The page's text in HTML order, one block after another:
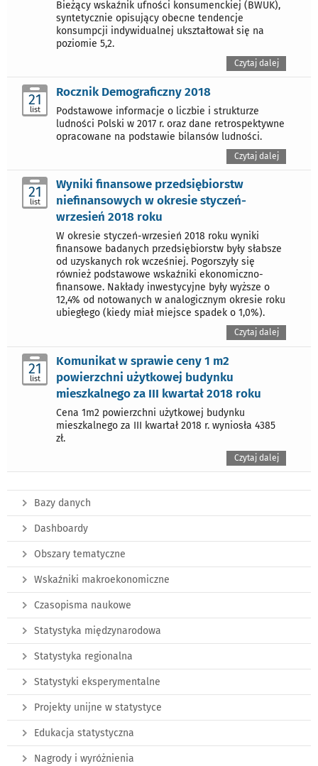
Bieżący wskaźnik ufności konsumenckiej (BWUK),
syntetycznie opisujący obecne tendencje
konsumpcji indywidualnej ukształtował się na
poziomie 5,2.
Czytaj dalej
21
list
Rocznik Demograficzny 2018
Podstawowe informacje o liczbie i strukturze
ludności Polski w 2017 r. oraz dane retrospektywne
opracowane na podstawie bilansów ludności.
Czytaj dalej
21
list
Wyniki finansowe przedsiębiorstw
niefinansowych w okresie styczeń-
wrzesień 2018 roku
W okresie styczeń-wrzesień 2018 roku wyniki
finansowe badanych przedsiębiorstw były słabsze
od uzyskanych rok wcześniej. Pogorszyły się
również podstawowe wskaźniki ekonomiczno-
finansowe. Nakłady inwestycyjne były wyższe o
12,4% od notowanych w analogicznym okresie roku
ubiegłego (kiedy miał miejsce spadek o 1,0%).
Czytaj dalej
21
list
Komunikat w sprawie ceny 1 m2
powierzchni użytkowej budynku
mieszkalnego za III kwartał 2018 roku
Cena 1m2 powierzchni użytkowej budynku
mieszkalnego za III kwartał 2018 r. wyniosła 4385
zł.
Czytaj dalej
Bazy danych
Dashboardy
Obszary tematyczne
Wskaźniki makroekonomiczne
Czasopisma naukowe
Statystyka międzynarodowa
Statystyka regionalna
Statystyki eksperymentalne
Projekty unijne w statystyce
Edukacja statystyczna
Nagrody i wyróżnienia